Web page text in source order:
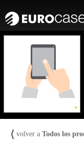
+
Computadoras
⟨ volver a Todos los